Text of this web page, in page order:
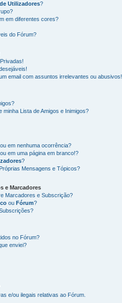
Utilizadores?
em diferentes cores?
do Fórum?
email com assuntos irrelevantes ou abusivos!
minha Lista de Amigos e Inimigos?
em nenhuma ocorrência?
em uma página em branco!?
?
Mensagens e Tópicos?
e Marcadores
Marcadores e Subscrição?
ou Fórum?
no Fórum?
enviei?
e/ou ilegais relativas ao Fórum.